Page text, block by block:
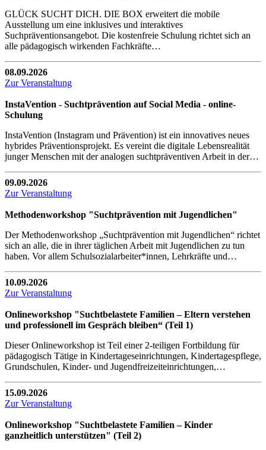
GLÜCK SUCHT DICH. DIE BOX erweitert die mobile
Ausstellung um eine inklusives und interaktives
Suchpräventionsangebot. Die kostenfreie Schulung richtet sich an
alle pädagogisch wirkenden Fachkräfte…
08.09.2026
Zur Veranstaltung
InstaVention - Suchtprävention auf Social Media - online-
Schulung
InstaVention (Instagram und Prävention) ist ein innovatives neues
hybrides Präventionsprojekt. Es vereint die digitale Lebensrealität
junger Menschen mit der analogen suchtpräventiven Arbeit in der…
09.09.2026
Zur Veranstaltung
Methodenworkshop "Suchtprävention mit Jugendlichen"
Der Methodenworkshop „Suchtprävention mit Jugendlichen“ richtet
sich an alle, die in ihrer täglichen Arbeit mit Jugendlichen zu tun
haben. Vor allem Schulsozialarbeiter*innen, Lehrkräfte und…
10.09.2026
Zur Veranstaltung
Onlineworkshop "Suchtbelastete Familien – Eltern verstehen
und professionell im Gespräch bleiben“ (Teil 1)
Dieser Onlineworkshop ist Teil einer 2-teiligen Fortbildung für
pädagogisch Tätige in Kindertageseinrichtungen, Kindertagespflege,
Grundschulen, Kinder- und Jugendfreizeiteinrichtungen,…
15.09.2026
Zur Veranstaltung
Onlineworkshop "Suchtbelastete Familien – Kinder
ganzheitlich unterstützen" (Teil 2)